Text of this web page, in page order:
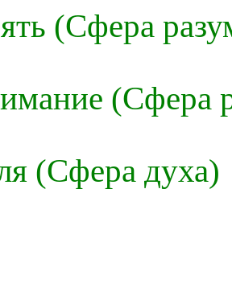
(Сфера
(Сфера
(Сфера духа)